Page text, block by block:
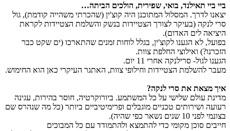
ביי ביי תאילנד, בואי, שפירית, הולכים הביתה…
יצאנו לדרך. המסלול המתוכנן היה קוצ'ין (שהכרתי משהייה קודמת), גול
סרי לנקה (בעיקר לצורך הצטיידות בנשק והשלמת הצטיידות לקראת
היציאה לים האדום).
בפועל, לא הגענו לקוצ'ין, בגלל לוחות זמנים שהתארכו (ים שקט כבר
הזכרנו?) ואילוצי החלפת צוות.
הגענו לגול- סרילנקה אחרי 11 יום.
מעבר להשלמת הצטיידות וחילופי צוות, האתגר העיקרי כאן הוא החימוש.
איך מצאת את סרי לנקה?
מדינת עולם שלישי על כל המשתמע. ביורוקרטיה, חוסר בהירות, עגינה
רעועה ושירותים טכניים מוגבלים ופרימיטיביים ביותר (כל מה שנהרס שם
בצונמי לפני 10 שנים נשאר כפי שהיה).
חייבים סוכן מקומי כדי להתמצא ולהתמודד עם כל המבוכים